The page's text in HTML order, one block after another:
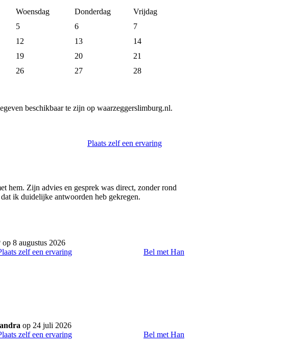
Woensdag Donderdag
Vrijdag
5 6
7
12 13
14
19 20
21
26 27
28
beschikbaar te zijn op waarzeggerslimburg.nl.
Plaats zelf een ervaring
hem. Zijn advies en gesprek was direct, zonder rond
ik duidelijke antwoorden heb gekregen.
op 8 augustus 2026
zelf een ervaring
Bel met Han
op 24 juli 2026
zelf een ervaring
Bel met Han